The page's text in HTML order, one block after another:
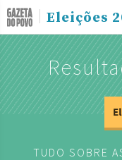
Eleições
TUDO SOBRE